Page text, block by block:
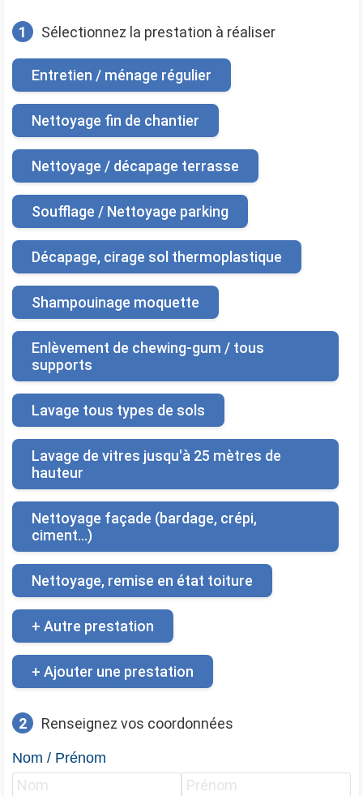
1 Sélectionnez la prestation à réaliser
Entretien / ménage régulier
Nettoyage fin de chantier
Nettoyage / décapage terrasse
Soufflage / Nettoyage parking
Décapage, cirage sol thermoplastique
Shampouinage moquette
Enlèvement de chewing-gum / tous
supports
Lavage tous types de sols
Lavage de vitres jusqu'à 25 mètres de
hauteur
Nettoyage façade (bardage, crépi,
ciment...)
Nettoyage, remise en état toiture
+ Autre prestation
+ Ajouter une prestation
2 Renseignez vos coordonnées
Nom / Prénom